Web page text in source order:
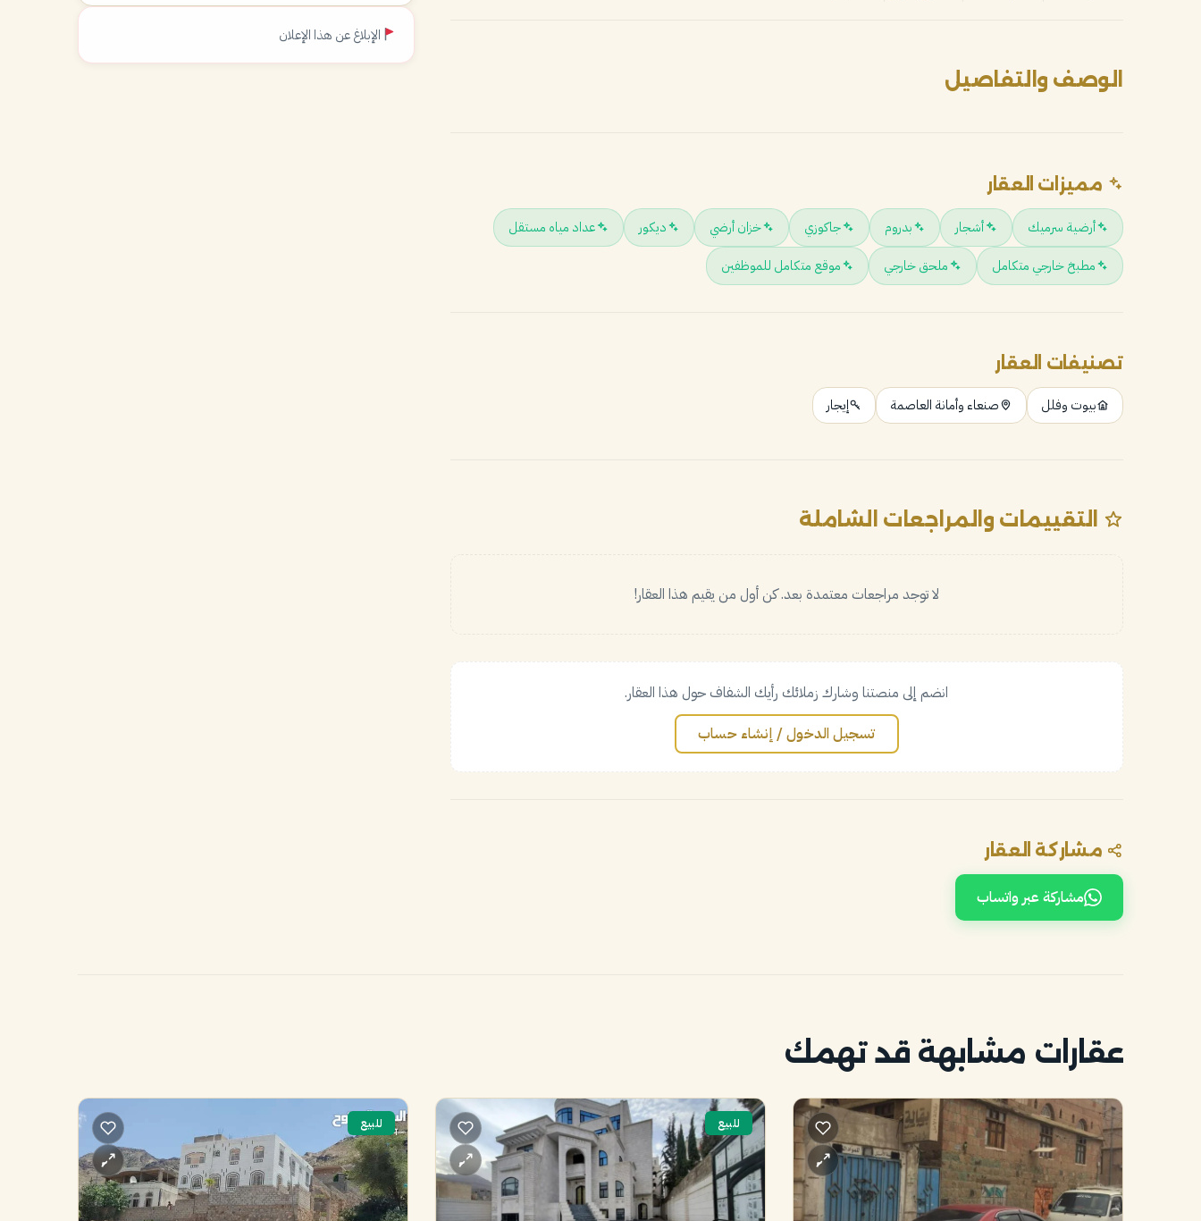
الوصف والتفاصيل
مميزات العقار
أرضية سرميك أشجار بدروم جاكوزي خزان أرضي ديكور
عداد مياه مستقل
مطبخ خارجي متكامل
ملحق خارجي موقع متكامل للموظفين
تصنيفات العقار
بيوت وفلل صنعاء وأمانة العاصمة إيجار
التقييمات والمراجعات الشاملة
لا توجد مراجعات معتمدة بعد. كن أول من يقيم هذا العقار!
انضم إلى منصتنا وشارك زملائك رأيك الشفاف حول هذا العقار.
تسجيل الدخول / إنشاء حساب
مشاركة العقار
مشاركة عبر واتساب
الإبلاغ عن هذا الإعلان
عقارات مشابهة قد تهمك
للبيع للبيع